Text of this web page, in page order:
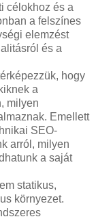
célokhoz és a
a felszínes
elemzést
és a
hogy
a
milyen
Emellett
SEO-
arról, milyen
a saját
statikus,
környezet.